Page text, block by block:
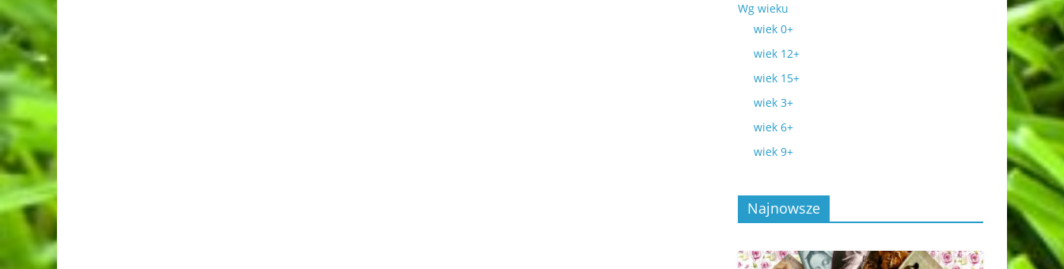
Wg wieku
wiek 0+
wiek 12+
wiek 15+
wiek 3+
wiek 6+
wiek 9+
Najnowsze